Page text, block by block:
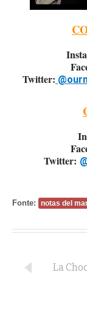
Twitter:
Twitter:
Fonte: notas del
La